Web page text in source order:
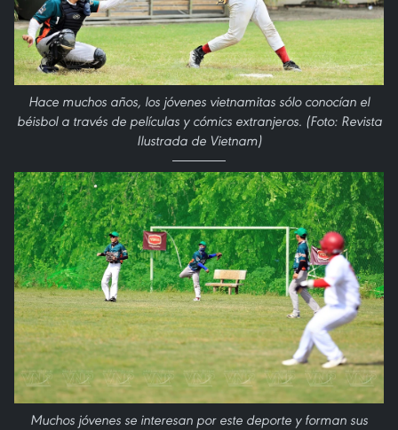
Hace muchos años, los jóvenes vietnamitas sólo conocían el
béisbol a través de películas y cómics extranjeros. (Foto: Revista
Ilustrada de Vietnam)
Muchos jóvenes se interesan por este deporte y forman sus